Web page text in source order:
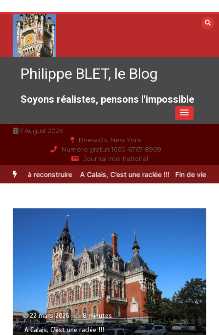
contenu
Philippe BLET, le Blog
Soyons réalistes, pensons l'impossible
7 August 2026
Bnews24, New York
Numéro gratuit 1660-6767-8909
Journal international
à reconstruire A Calais, C’est une raclée !!! Fin de vie :
22 mars 2026 8 minutes
A Calais, C’est une raclée !!!